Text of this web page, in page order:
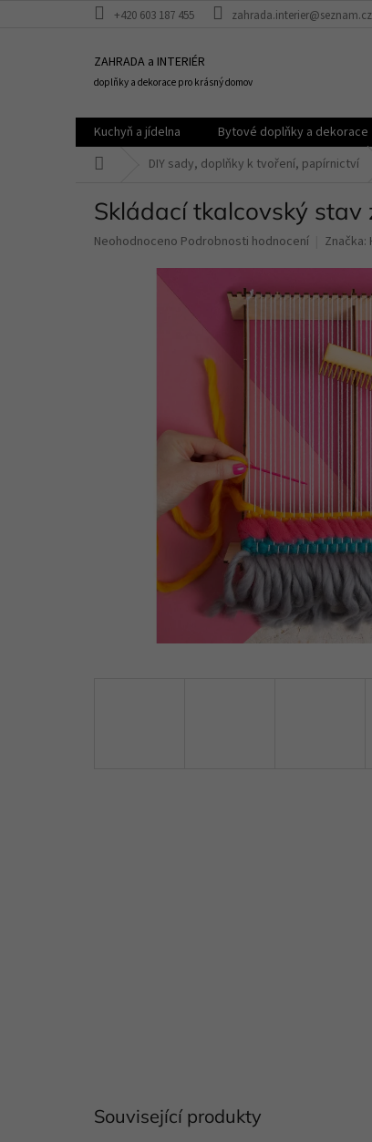
+420 603 187 455 zahrada.interier@seznam.cz
ZAHRADA a INTERIÉR
doplňky a dekorace pro krásný domov
Kuchyň a jídelna Bytové doplňky a dekorace
DIY sady, doplňky k tvoření, papírnictví
Skládací tkalcovský
Průměrné
Neohodnoceno Podrobnosti hodnocení Značka:
Související produkty